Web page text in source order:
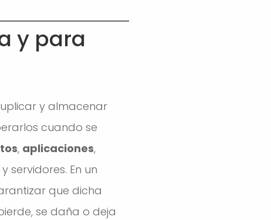
y para
y almacenar
cuando se
, aplicaciones,
servidores. En un
que dicha
se daña o deja